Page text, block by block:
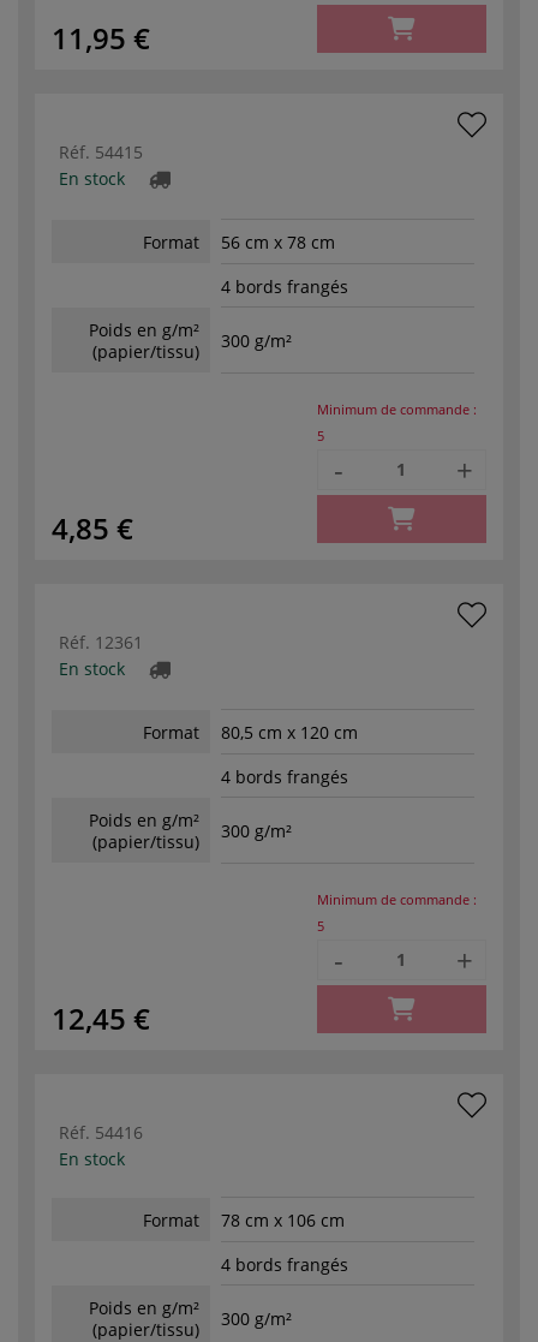
11,95 €
Réf. 54415
En stock
Format
56 cm x 78 cm
4 bords frangés
Poids en g/m²
(papier/tissu)
300 g/m²
4,85 €
Minimum de commande :
5
- +
Réf. 12361
En stock
Format
80,5 cm x 120 cm
4 bords frangés
Poids en g/m²
(papier/tissu)
300 g/m²
12,45 €
Minimum de commande :
5
- +
Réf. 54416
En stock
Format
78 cm x 106 cm
4 bords frangés
Poids en g/m²
(papier/tissu)
300 g/m²